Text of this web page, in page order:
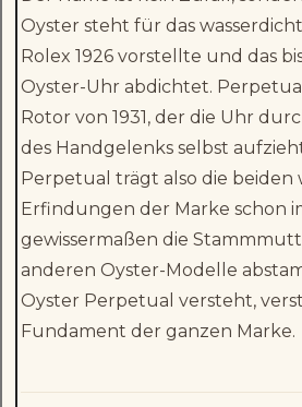
Oyster steht für das
Rolex 1926 vorstellte und das
Oyster-Uhr abdichtet.
Rotor von 1931, der die Uhr
des Handgelenks selbst
Perpetual trägt also die beiden
Erfindungen der Marke schon
gewissermaßen die
anderen Oyster-Modelle
Oyster Perpetual versteht,
Fundament der ganzen Marke.